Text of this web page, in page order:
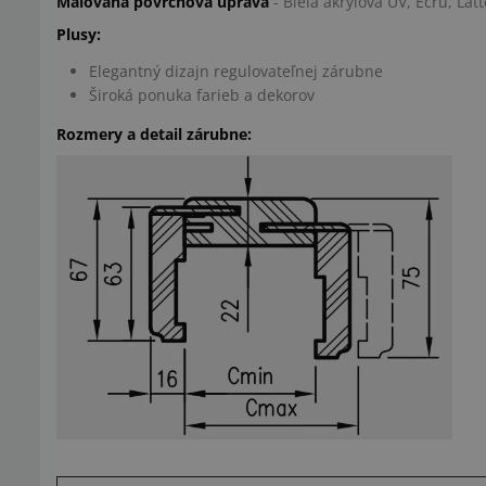
Plusy:
Elegantný dizajn regulovateľnej zárubne
Široká ponuka farieb a dekorov
Rozmery a detail zárubne: